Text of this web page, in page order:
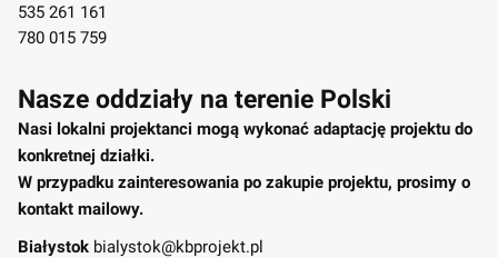
535 261 161
780 015 759
Nasze oddziały na terenie Polski
Nasi lokalni projektanci mogą wykonać adaptację projektu do
konkretnej działki.
W przypadku zainteresowania po zakupie projektu, prosimy o
kontakt mailowy.
Białystok bialystok@kbprojekt.pl